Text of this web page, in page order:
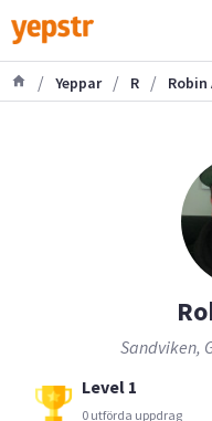
/ Yeppar / R / Robin
Sandviken,
Level 1
0 utförda uppdrag